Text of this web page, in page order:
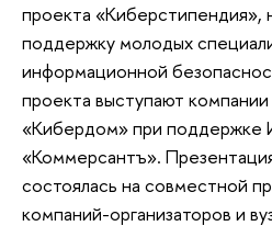
проекта «Киберстипендия»,
поддержку молодых
информационной
проекта выступают
«Кибердом» при поддержке
«Коммерсантъ».
состоялась на совместной
компаний-организаторов и